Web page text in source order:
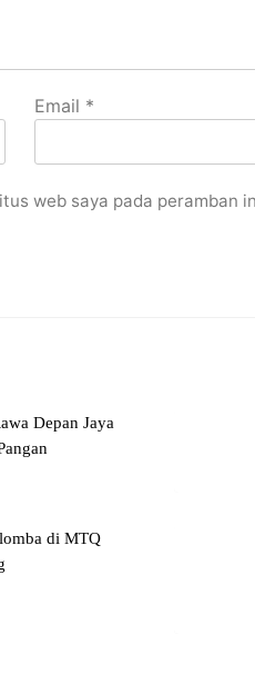
Email *
web saya pada peramban
Depan Jaya
di MTQ